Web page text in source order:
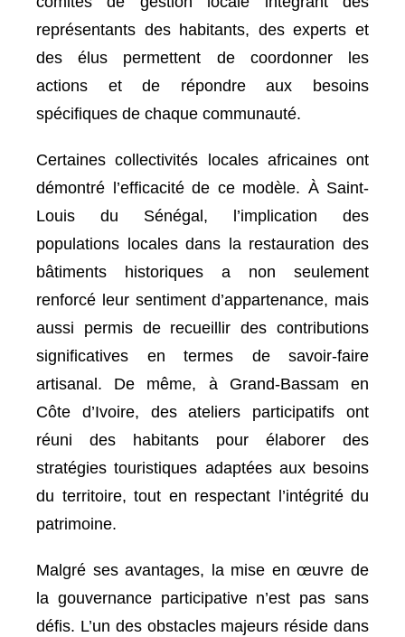
représentants des habitants, des experts et
des élus permettent de coordonner les
actions et de répondre aux besoins
spécifiques de chaque communauté.
Certaines collectivités locales africaines ont
démontré l’efficacité de ce modèle. À Saint-
Louis du Sénégal, l’implication des
populations locales dans la restauration des
bâtiments historiques a non seulement
renforcé leur sentiment d’appartenance, mais
aussi permis de recueillir des contributions
significatives en termes de savoir-faire
artisanal. De même, à Grand-Bassam en
Côte d’Ivoire, des ateliers participatifs ont
réuni des habitants pour élaborer des
stratégies touristiques adaptées aux besoins
du territoire, tout en respectant l’intégrité du
patrimoine.
Malgré ses avantages, la mise en œuvre de
la gouvernance participative n’est pas sans
défis. L’un des obstacles majeurs réside dans